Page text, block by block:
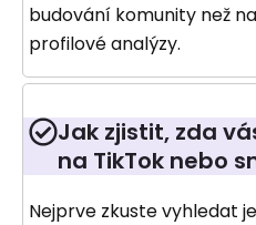
budování komunity než
profilové analýzy.
Jak zjistit, zda
na TikTok nebo
Nejprve zkuste vyhledat